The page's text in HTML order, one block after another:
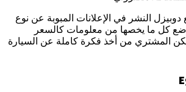
النشر في الإعلانات المبوبة عن نوع
كل ما يخصها من معلومات كالسعر
المشتري من أخذ فكرة كاملة عن السيارة